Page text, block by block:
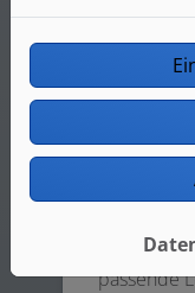
Moderne
oder eine
Reber
passende